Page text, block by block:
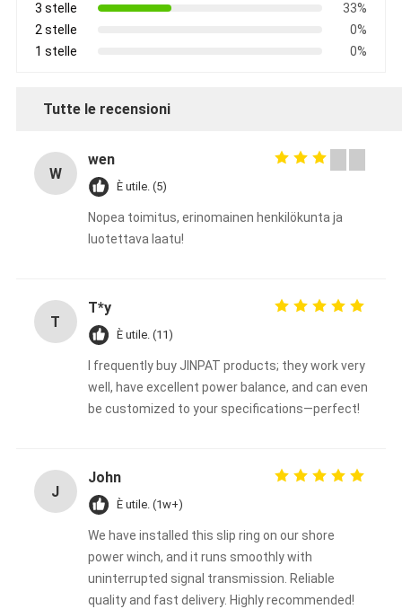
3 stelle
33%
2 stelle
0%
1 stelle
0%
Tutte le recensioni
W
wen
È utile. (5)
Nopea toimitus, erinomainen henkilökunta ja
luotettava laatu!
T
T*y
È utile. (11)
I frequently buy JINPAT products; they work very
well, have excellent power balance, and can even
be customized to your specifications—perfect!
J
John
È utile. (1w+)
We have installed this slip ring on our shore
power winch, and it runs smoothly with
uninterrupted signal transmission. Reliable
quality and fast delivery. Highly recommended!